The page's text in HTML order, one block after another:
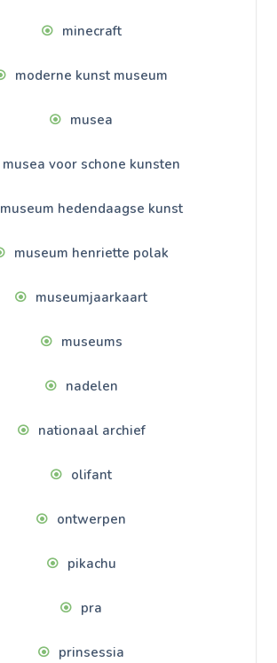
minecraft
moderne kunst museum
musea
musea voor schone kunsten
museum hedendaagse kunst
museum henriette polak
museumjaarkaart
museums
nadelen
nationaal archief
olifant
ontwerpen
pikachu
pra
prinsessia